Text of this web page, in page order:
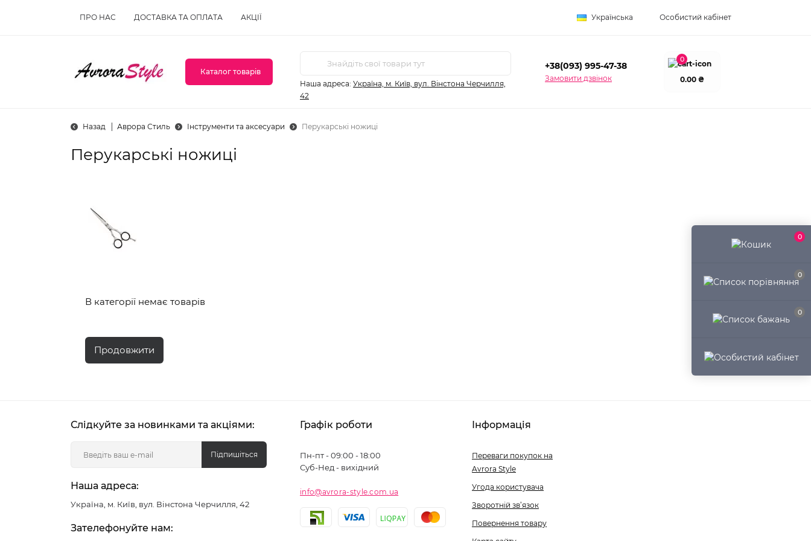
0
0
0
ПРО НАС ДОСТАВКА ТА ОПЛАТА АКЦІЇ Українська Особистий кабінет
Каталог товарів
Наша адреса: Україна, м. Київ, вул. Вінстона Черчилля,
42
+38(093) 995-47-38
Замовити дзвінок
0
0.00 ₴
Назад Аврора Стиль Інструменти та аксесуари Перукарські ножиці
Перукарські ножиці
В категорії немає товарів
Продовжити
Слідкуйте за новинками та акціями:
Підпишіться
Наша адреса:
Україна, м. Київ, вул. Вінстона Черчилля, 42
Зателефонуйте нам:
Графік роботи
Пн-пт - 09:00 - 18:00
Суб-Нед - вихідний
info@avrora-style.com.ua
Інформація
Переваги покупок на
Avrora Style
Угода користувача
Зворотній зв’язок
Повернення товару